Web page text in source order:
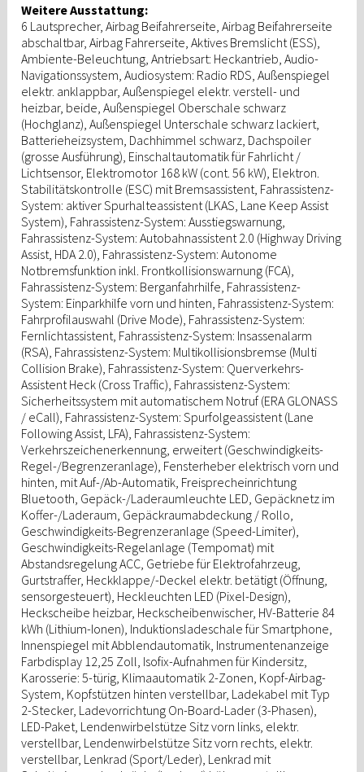
Weitere Ausstattung:
6 Lautsprecher, Airbag Beifahrerseite, Airbag Beifahrerseite
abschaltbar, Airbag Fahrerseite, Aktives Bremslicht (ESS),
Ambiente-Beleuchtung, Antriebsart: Heckantrieb, Audio-
Navigationssystem, Audiosystem: Radio RDS, Außenspiegel
elektr. anklappbar, Außenspiegel elektr. verstell- und
heizbar, beide, Außenspiegel Oberschale schwarz
(Hochglanz), Außenspiegel Unterschale schwarz lackiert,
Batterieheizsystem, Dachhimmel schwarz, Dachspoiler
(grosse Ausführung), Einschaltautomatik für Fahrlicht /
Lichtsensor, Elektromotor 168 kW (cont. 56 kW), Elektron.
Stabilitätskontrolle (ESC) mit Bremsassistent, Fahrassistenz-
System: aktiver Spurhalteassistent (LKAS, Lane Keep Assist
System), Fahrassistenz-System: Ausstiegswarnung,
Fahrassistenz-System: Autobahnassistent 2.0 (Highway Driving
Assist, HDA 2.0), Fahrassistenz-System: Autonome
Notbremsfunktion inkl. Frontkollisionswarnung (FCA),
Fahrassistenz-System: Berganfahrhilfe, Fahrassistenz-
System: Einparkhilfe vorn und hinten, Fahrassistenz-System:
Fahrprofilauswahl (Drive Mode), Fahrassistenz-System:
Fernlichtassistent, Fahrassistenz-System: Insassenalarm
(RSA), Fahrassistenz-System: Multikollisionsbremse (Multi
Collision Brake), Fahrassistenz-System: Querverkehrs-
Assistent Heck (Cross Traffic), Fahrassistenz-System:
Sicherheitssystem mit automatischem Notruf (ERA GLONASS
/ eCall), Fahrassistenz-System: Spurfolgeassistent (Lane
Following Assist, LFA), Fahrassistenz-System:
Verkehrszeichenerkennung, erweitert (Geschwindigkeits-
Regel-/Begrenzeranlage), Fensterheber elektrisch vorn und
hinten, mit Auf-/Ab-Automatik, Freisprecheinrichtung
Bluetooth, Gepäck-/Laderaumleuchte LED, Gepäcknetz im
Koffer-/Laderaum, Gepäckraumabdeckung / Rollo,
Geschwindigkeits-Begrenzeranlage (Speed-Limiter),
Geschwindigkeits-Regelanlage (Tempomat) mit
Abstandsregelung ACC, Getriebe für Elektrofahrzeug,
Gurtstraffer, Heckklappe/-Deckel elektr. betätigt (Öffnung,
sensorgesteuert), Heckleuchten LED (Pixel-Design),
Heckscheibe heizbar, Heckscheibenwischer, HV-Batterie 84
kWh (Lithium-Ionen), Induktionsladeschale für Smartphone,
Innenspiegel mit Abblendautomatik, Instrumentenanzeige
Farbdisplay 12,25 Zoll, Isofix-Aufnahmen für Kindersitz,
Karosserie: 5-türig, Klimaautomatik 2-Zonen, Kopf-Airbag-
System, Kopfstützen hinten verstellbar, Ladekabel mit Typ
2-Stecker, Ladevorrichtung On-Board-Lader (3-Phasen),
LED-Paket, Lendenwirbelstütze Sitz vorn links, elektr.
verstellbar, Lendenwirbelstütze Sitz vorn rechts, elektr.
verstellbar, Lenkrad (Sport/Leder), Lenkrad mit